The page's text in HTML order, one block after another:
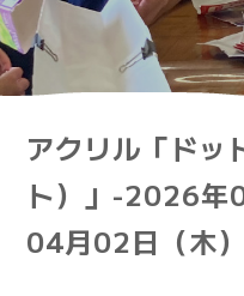
アクリル「ドッ
ト）」-2026年
04月02日（木）